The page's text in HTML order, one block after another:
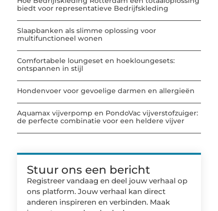
biedt voor representatieve Bedrijfskleding
Slaapbanken als slimme oplossing voor
multifunctioneel wonen
Comfortabele loungeset en hoekloungesets:
ontspannen in stijl
Hondenvoer voor gevoelige darmen en allergieën
Aquamax vijverpomp en PondoVac vijverstofzuiger:
de perfecte combinatie voor een heldere vijver
Stuur ons een bericht
Registreer vandaag en deel jouw verhaal op
ons platform. Jouw verhaal kan direct
anderen inspireren en verbinden. Maak